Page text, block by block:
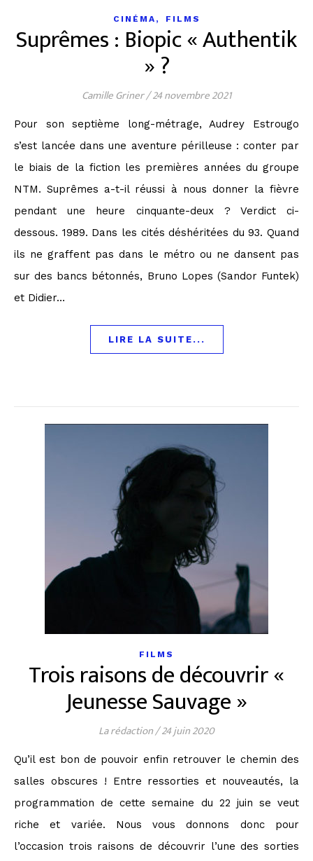
CINÉMA , FILMS
Suprêmes : Biopic « Authentik
» ?
Camille Griner/24 novembre 2021
Pour son septième long-métrage, Audrey Estrougo
s’est lancée dans une aventure périlleuse : conter par
le biais de la fiction les premières années du groupe
NTM. Suprêmes a-t-il réussi à nous donner la fièvre
pendant une heure cinquante-deux ? Verdict ci-
dessous. 1989. Dans les cités déshéritées du 93. Quand
ils ne graffent pas dans le métro ou ne dansent pas
sur des bancs bétonnés, Bruno Lopes (Sandor Funtek)
et Didier…
LIRE LA SUITE...
FILMS
Trois raisons de découvrir «
Jeunesse Sauvage »
La rédaction/24 juin 2020
Qu’il est bon de pouvoir enfin retrouver le chemin des
salles obscures ! Entre ressorties et nouveautés, la
programmation de cette semaine du 22 juin se veut
riche et variée. Nous vous donnons donc pour
l’occasion trois raisons de découvrir l’une des sorties